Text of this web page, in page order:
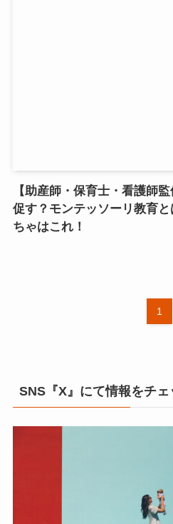
【助産師・保育士・看護師
促す？モンテッソーリ教育
ちゃはこれ！
1
SNS『X』にて情報をチェ